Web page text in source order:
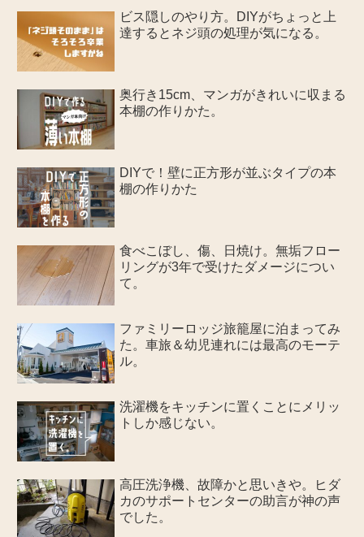
ビス隠しのやり方。DIYがちょっと上
達するとネジ頭の処理が気になる。
奥行き15cm、マンガがきれいに収まる
本棚の作りかた。
DIYで！壁に正方形が並ぶタイプの本
棚の作りかた
食べこぼし、傷、日焼け。無垢フロー
リングが3年で受けたダメージについ
て。
ファミリーロッジ旅籠屋に泊まってみ
た。車旅＆幼児連れには最高のモーテ
ル。
洗濯機をキッチンに置くことにメリッ
トしか感じない。
高圧洗浄機、故障かと思いきや。ヒダ
カのサポートセンターの助言が神の声
でした。